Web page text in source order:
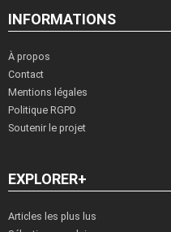
INFORMATIONS
À propos
Contact
Mentions légales
Politique RGPD
Soutenir le projet
EXPLORER+
Articles les plus lus